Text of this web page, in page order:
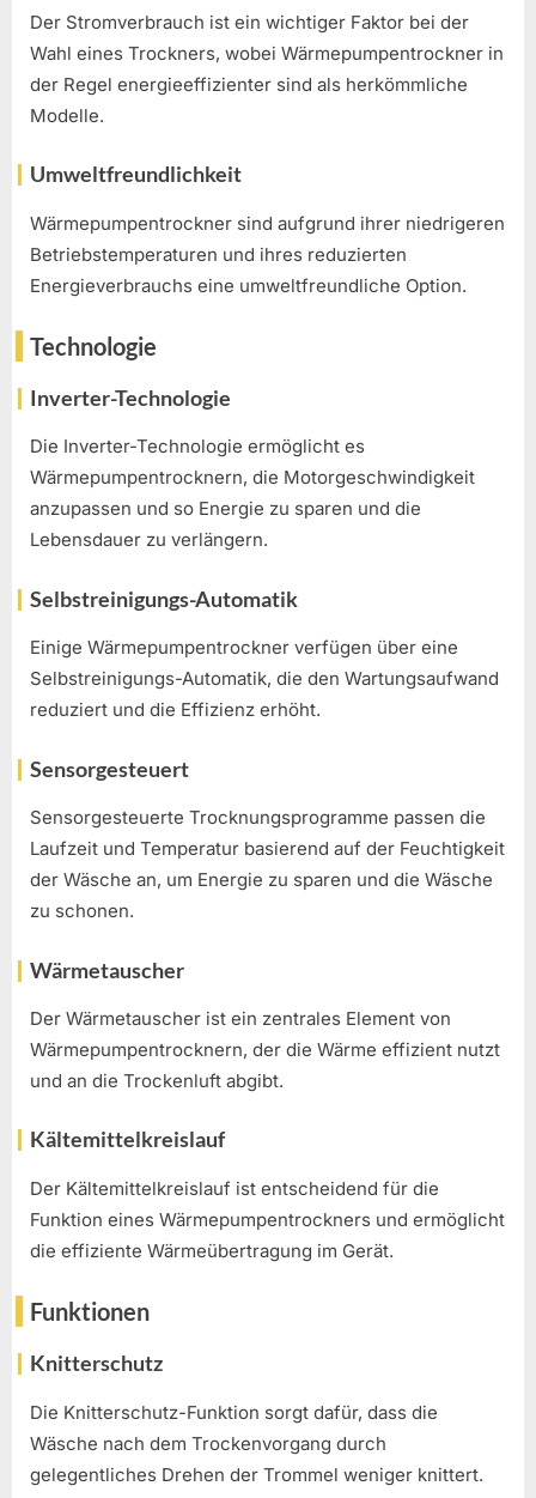
Der Stromverbrauch ist ein wichtiger Faktor bei der
Wahl eines Trockners, wobei Wärmepumpentrockner in
der Regel energieeffizienter sind als herkömmliche
Modelle.
Umweltfreundlichkeit
Wärmepumpentrockner sind aufgrund ihrer niedrigeren
Betriebstemperaturen und ihres reduzierten
Energieverbrauchs eine umweltfreundliche Option.
Technologie
Inverter-Technologie
Die Inverter-Technologie ermöglicht es
Wärmepumpentrocknern, die Motorgeschwindigkeit
anzupassen und so Energie zu sparen und die
Lebensdauer zu verlängern.
Selbstreinigungs-Automatik
Einige Wärmepumpentrockner verfügen über eine
Selbstreinigungs-Automatik, die den Wartungsaufwand
reduziert und die Effizienz erhöht.
Sensorgesteuert
Sensorgesteuerte Trocknungsprogramme passen die
Laufzeit und Temperatur basierend auf der Feuchtigkeit
der Wäsche an, um Energie zu sparen und die Wäsche
zu schonen.
Wärmetauscher
Der Wärmetauscher ist ein zentrales Element von
Wärmepumpentrocknern, der die Wärme effizient nutzt
und an die Trockenluft abgibt.
Kältemittelkreislauf
Der Kältemittelkreislauf ist entscheidend für die
Funktion eines Wärmepumpentrockners und ermöglicht
die effiziente Wärmeübertragung im Gerät.
Funktionen
Knitterschutz
Die Knitterschutz-Funktion sorgt dafür, dass die
Wäsche nach dem Trockenvorgang durch
gelegentliches Drehen der Trommel weniger knittert.